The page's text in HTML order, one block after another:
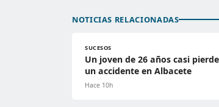
NOTICIAS RELACIONADAS
SUCESOS
Un joven de 26 años casi
un accidente en Albacete
Hace 10h